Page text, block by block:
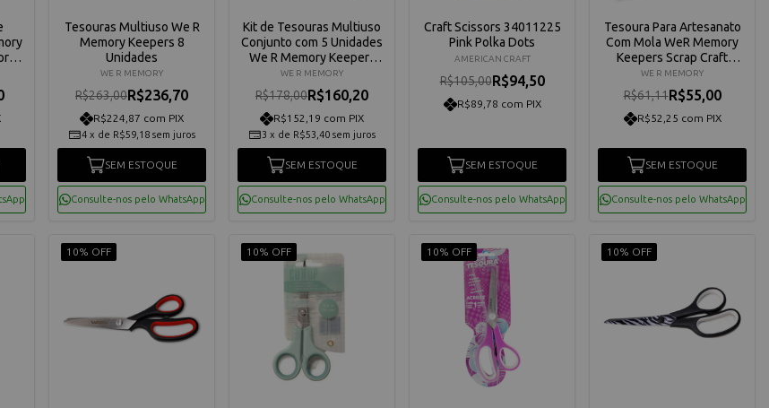
Tesouras Multiuso We R
Memory Keepers 8
Unidades
WE R MEMORY
R$263,00R$236,70
R$224,87 com PIX
4 x de R$59,18 sem juros
SEM ESTOQUE
Consulte-nos pelo WhatsApp
Kit de Tesouras Multiuso
Conjunto com 5 Unidades
We R Memory Keepers
60000397
WE R MEMORY
R$178,00R$160,20
R$152,19 com PIX
3 x de R$53,40 sem juros
SEM ESTOQUE
Consulte-nos pelo WhatsApp
Craft Scissors 34011225
Pink Polka Dots
AMERICAN CRAFT
R$105,00R$94,50
R$89,78 com PIX
SEM ESTOQUE
Consulte-nos pelo WhatsApp
Tesoura Para Artesanato
Com Mola WeR Memory
Keepers Scrap Craft
Confort - 660553
WE R MEMORY
R$61,11R$55,00
R$52,25 com PIX
SEM ESTOQUE
Consulte-nos pelo WhatsApp
10% OFF 10% OFF 10% OFF 10% OFF